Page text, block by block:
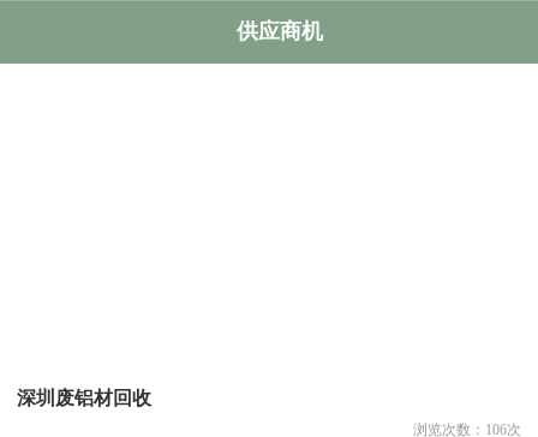
供应商机
深圳废铝材回收
浏览次数： 106次